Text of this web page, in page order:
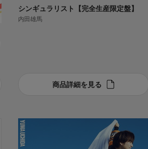
シンギュラリスト【完全生産限定盤】
内田雄馬
商品詳細を見る